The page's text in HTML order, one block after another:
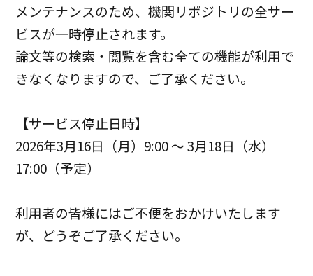
メンテナンスのため、機関リポジトリの全サー
ビスが一時停止されます。
論文等の検索・閲覧を含む全ての機能が利用で
きなくなりますので、ご了承ください。
【サービス停止日時】
2026年3月16日（月）9:00 ～ 3月18日（水）
17:00（予定）
利用者の皆様にはご不便をおかけいたします
が、 どうぞご了承ください。